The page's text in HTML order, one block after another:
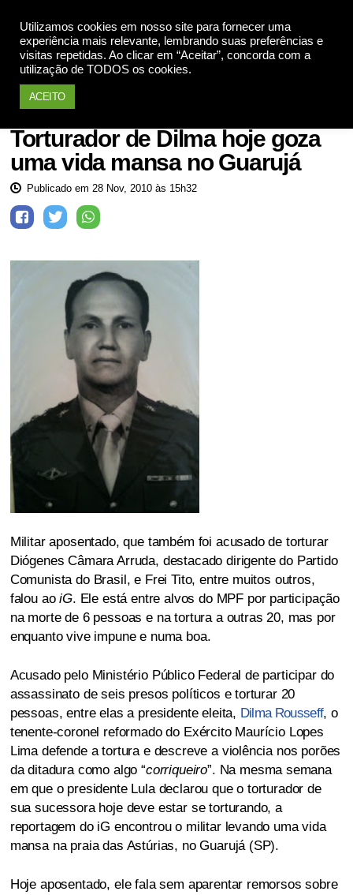
Utilizamos cookies em nosso site para fornecer uma
experiência mais relevante, lembrando suas preferências e
visitas repetidas. Ao clicar em “Aceitar”, concorda com a
utilização de TODOS os cookies.
ACEITO
Ditadura Militar
Torturador de Dilma hoje goza
uma vida mansa no Guarujá
Publicado em 28 Nov, 2010 às 15h32
Militar aposentado, que também foi acusado de torturar
Diógenes Câmara Arruda, destacado dirigente do Partido
Comunista do Brasil, e Frei Tito, entre muitos outros,
falou aoiG. Ele está entre alvos do MPF por participação
na morte de 6 pessoas e na tortura a outras 20, mas por
enquanto vive impune e numa boa.
Acusado pelo Ministério Público Federal de participar do
assassinato de seis presos políticos e torturar 20
pessoas, entre elas a presidente eleita, Dilma Rousseff, o
tenente-coronel reformado do Exército Maurício Lopes
Lima defende a tortura e descreve a violência nos porões
da ditadura como algo “corriqueiro”. Na mesma semana
em que o presidente Lula declarou que o torturador de
sua sucessora hoje deve estar se torturando, a
reportagem do iG encontrou o militar levando uma vida
mansa na praia das Astúrias, no Guarujá (SP).
Hoje aposentado, ele fala sem aparentar remorsos sobre